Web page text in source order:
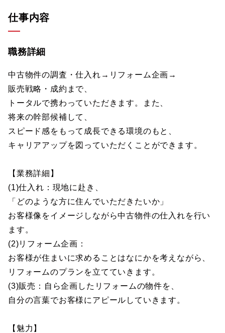
仕事内容
職務詳細
中古物件の調査・仕入れ→リフォーム企画→
販売戦略・成約まで、
トータルで携わっていただきます。また、
将来の幹部候補して、
スピード感をもって成長できる環境のもと、
キャリアアップを図っていただくことができます。
【業務詳細】
(1)仕入れ：現地に赴き、
「どのような方に住んでいただきたいか」
お客様像をイメージしながら中古物件の仕入れを行い
ます。
(2)リフォーム企画：
お客様が住まいに求めることはなにかを考えながら、
リフォームのプランを立てていきます。
(3)販売：自ら企画したリフォームの物件を、
自分の言葉でお客様にアピールしていきます。
【魅力】